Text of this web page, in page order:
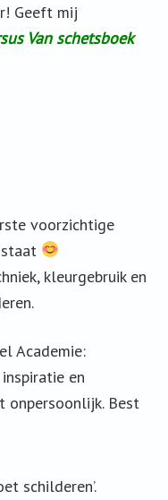
Geeft mij
Van schetsboek
voorzichtige
kleurgebruik en
Academie:
en
onpersoonlijk. Best
schilderen’.